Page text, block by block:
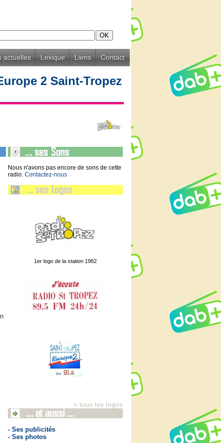
actuelles Lexique Liens Contact
2 Saint-Tropez
Nous n'avons pas encore de sons de cette
radio. Contactez-nous
1er logo de la station 1982
> tous les logos
- Ses publicités
- Ses photos